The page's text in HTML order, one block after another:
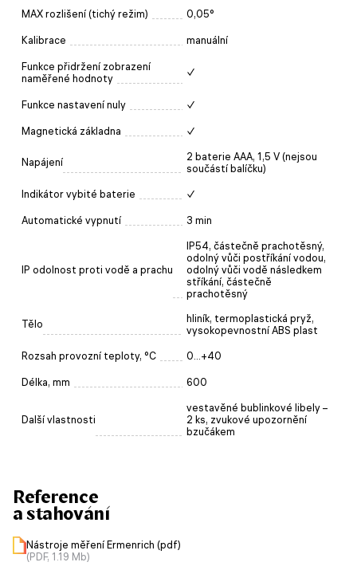
MAX rozlišení (tichý režim) 0,05°
Kalibrace manuální
Funkce přidržení zobrazení
naměřené hodnoty
✓
Funkce nastavení nuly ✓
Magnetická základna ✓
Napájení
2 baterie AAA, 1,5 V (nejsou
součástí balíčku)
Indikátor vybité baterie ✓
Automatické vypnutí 3 min
IP odolnost proti vodě a prachu
IP54, částečně prachotěsný,
odolný vůči postříkání vodou,
odolný vůči vodě následkem
stříkání, částečně
prachotěsný
Tělo
hliník, termoplastická pryž,
vysokopevnostní ABS plast
Rozsah provozní teploty, °C 0...+40
Délka, mm 600
Další vlastnosti
vestavěné bublinkové libely –
2 ks, zvukové upozornění
bzučákem
Reference
a stahování
Nástroje měření Ermenrich (pdf)
(PDF, 1.19 Mb)